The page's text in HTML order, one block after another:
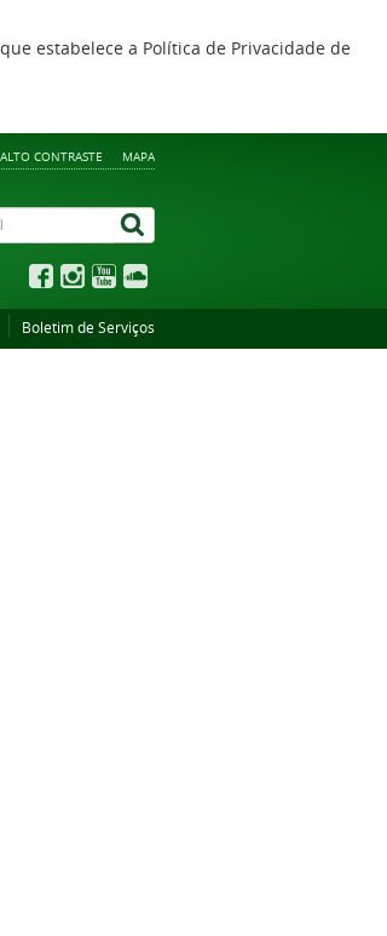
estabelece a Política de Privacidade de
ALTO CONTRASTE MAPA
Boletim de Serviços